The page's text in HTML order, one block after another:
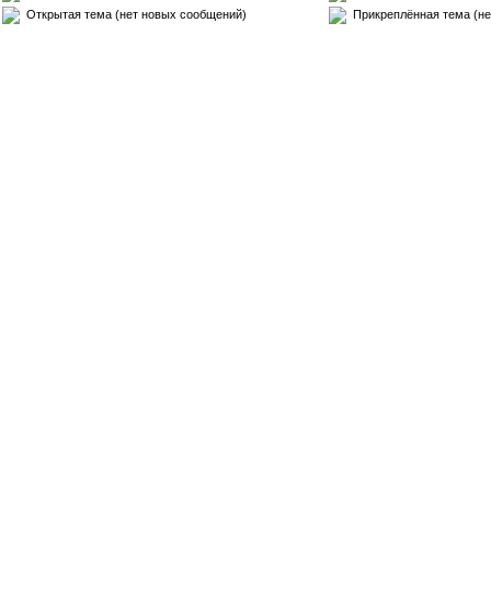
Открытая тема (нет новых сообщений)
Прикреплённая тема